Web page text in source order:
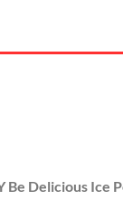
Be Delicious Ice